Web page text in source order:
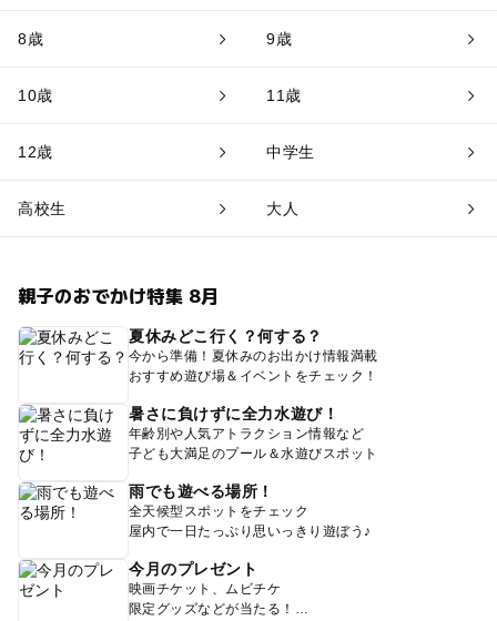
8歳 9歳
10歳 11歳
12歳 中学生
高校生 大人
親子のおでかけ特集 8月
夏休みどこ行く？何する？
今から準備！夏休みのお出かけ情報満載
おすすめ遊び場＆イベントをチェック！
暑さに負けずに全力水遊び！
年齢別や人気アトラクション情報など
子ども大満足のプール＆水遊びスポット
雨でも遊べる場所！
全天候型スポットをチェック
屋内で一日たっぷり思いっきり遊ぼう♪
今月のプレゼント
映画チケット、ムビチケ
限定グッズなどが当たる！